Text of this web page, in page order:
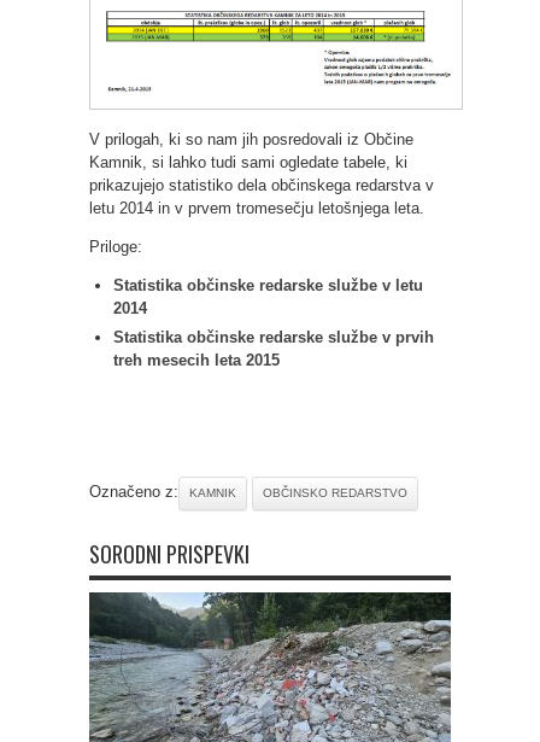
V prilogah, ki so nam jih posredovali iz Občine
Kamnik, si lahko tudi sami ogledate tabele, ki
prikazujejo statistiko dela občinskega redarstva v
letu 2014 in v prvem tromesečju letošnjega leta.
Priloge:
Statistika občinske redarske službe v letu
2014
Statistika občinske redarske službe v prvih
treh mesecih leta 2015
Označeno z: KAMNIK OBČINSKO REDARSTVO
SORODNI PRISPEVKI